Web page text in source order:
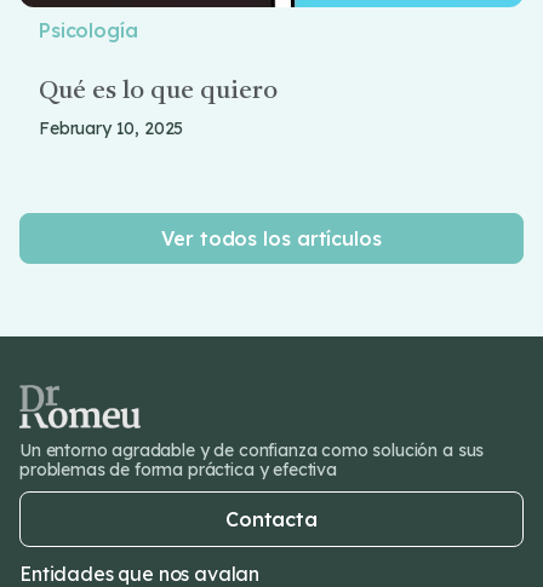
Psicología
Qué es lo que quiero
February 10, 2025
Ver todos los artículos
Un entorno agradable y de confianza como solución a sus
problemas de forma práctica y efectiva
Contacta
Entidades que nos avalan